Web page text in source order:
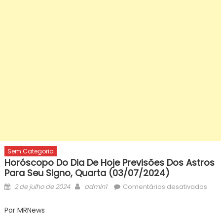
Sem Categoria
Horóscopo Do Dia De Hoje Previsões Dos Astros
Para Seu Signo, Quarta (03/07/2024)
Posted
2 de julho de 2024 Author
admin1 Comentários desativadosem
Por MRNews